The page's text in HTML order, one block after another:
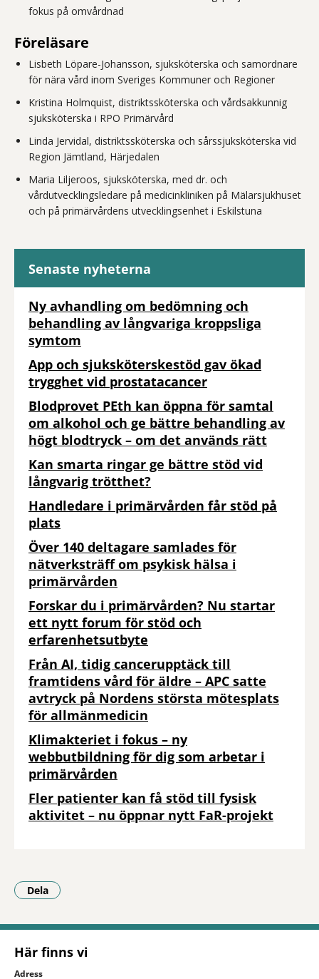
fokus på omvårdnad
Föreläsare
Lisbeth Löpare-Johansson, sjuksköterska och samordnare
för nära vård inom Sveriges Kommuner och Regioner
Kristina Holmquist, distriktssköterska och vårdsakkunnig
sjuksköterska i RPO Primärvård
Linda Jervidal, distriktssköterska och sårssjuksköterska vid
Region Jämtland, Härjedalen
Maria Liljeroos, sjuksköterska, med dr. och
vårdutvecklingsledare på medicinkliniken på Mälarsjukhuset
och på primärvårdens utvecklingsenhet i Eskilstuna
Senaste nyheterna
Ny avhandling om bedömning och
behandling av långvariga kroppsliga
symtom
App och sjuksköterskestöd gav ökad
trygghet vid prostatacancer
Blodprovet PEth kan öppna för samtal
om alkohol och ge bättre behandling av
högt blodtryck – om det används rätt
Kan smarta ringar ge bättre stöd vid
långvarig trötthet?
Handledare i primärvården får stöd på
plats
Över 140 deltagare samlades för
nätverksträff om psykisk hälsa i
primärvården
Forskar du i primärvården? Nu startar
ett nytt forum för stöd och
erfarenhetsutbyte
Från AI, tidig cancerupptäck till
framtidens vård för äldre – APC satte
avtryck på Nordens största mötesplats
för allmänmedicin
Klimakteriet i fokus – ny
webbutbildning för dig som arbetar i
primärvården
Fler patienter kan få stöd till fysisk
aktivitet – nu öppnar nytt FaR-projekt
Dela
- Klicka för att öppna delningsalternativ.
Här finns vi
Adress